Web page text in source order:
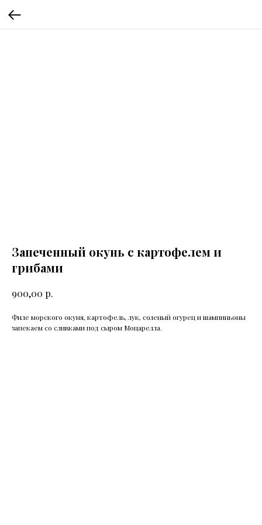
Запеченный окунь с картофелем и
грибами
900,00 р.
Филе морского окуня, картофель, лук, соленый огурец и шампиньоны
запекаем со сливками под сыром Моцарелла.